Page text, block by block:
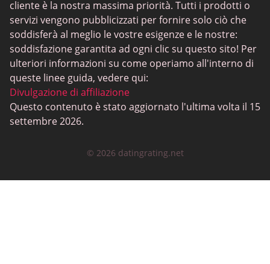
Incontri lesbici
Siti di incontri neri
SugarDaddyMeet
LatinAmericanCupid
CatholicMatch
cliente è la nostra massima priorità. Tutti i prodotti o
servizi vengono pubblicizzati per fornire solo ciò che
soddisferà al meglio le vostre esigenze e le nostre:
soddisfazione garantita ad ogni clic su questo sito! Per
ulteriori informazioni su come operiamo all'interno di
queste linee guida, vedere qui:
Divulgazione di affiliazione
Questo contenuto è stato aggiornato l'ultima volta il 15
settembre 2026.
© 2026 datingrating.net